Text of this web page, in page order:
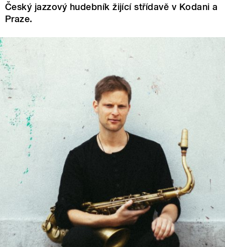
Český jazzový hudebník žijící střídavě v Kodani a
Praze.